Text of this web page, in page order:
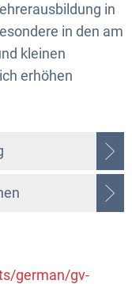
in
in den am
kleinen
erhöhen
german/gv-